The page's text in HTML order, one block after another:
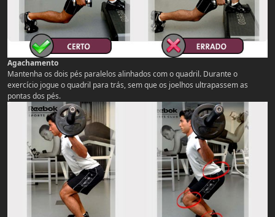
Agachamento
Mantenha os dois pés paralelos alinhados com o quadril. Durante o
exercício jogue o quadril para trás, sem que os joelhos ultrapassem as
pontas dos pés.